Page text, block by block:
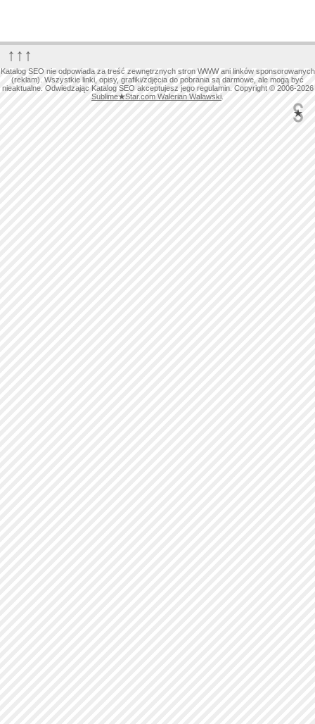
↑↑↑
Katalog SEO nie odpowiada za treść zewnętrznych stron WWW ani linków sponsorowanych
(reklam). Wszystkie linki, opisy, grafiki/zdjęcia do pobrania są darmowe, ale mogą być
nieaktualne. Odwiedzając Katalog SEO akceptujesz jego regulamin. Copyright © 2006-2026
Sublime★Star.com Walerian Walawski